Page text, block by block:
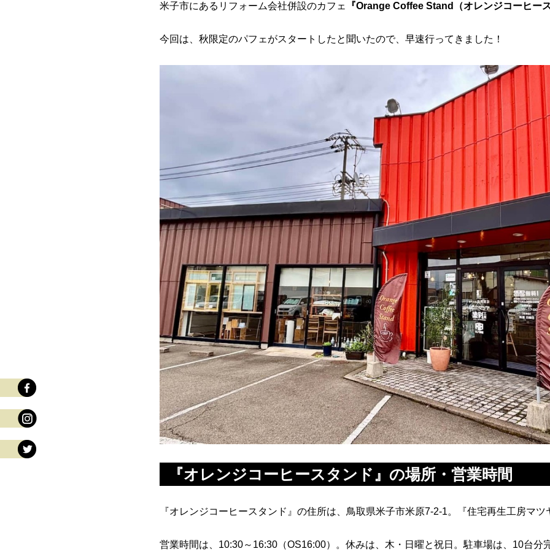
米子市にあるリフォーム会社併設のカフェ 『Orange Coffee Stand（オレンジコーヒー
今回は、秋限定のパフェがスタートしたと聞いたので、早速行ってきました！
『オレンジコーヒースタンド』の場所・営業時間
『オレンジコーヒースタンド』の住所は、鳥取県米子市米原7-2-1。『住宅再生工房マツ
営業時間は、10:30～16:30（OS16:00）。休みは、木・日曜と祝日。駐車場は、10台分